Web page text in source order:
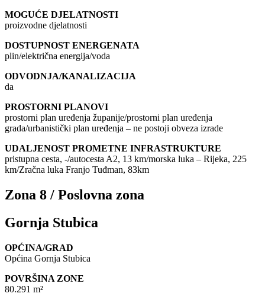
MOGUĆE DJELATNOSTI
proizvodne djelatnosti
DOSTUPNOST ENERGENATA
plin/električna energija/voda
ODVODNJA/KANALIZACIJA
da
PROSTORNI PLANOVI
prostorni plan uređenja županije/prostorni plan uređenja
grada/urbanistički plan uređenja – ne postoji obveza izrade
UDALJENOST PROMETNE INFRASTRUKTURE
pristupna cesta, -/autocesta A2, 13 km/morska luka – Rijeka, 225
km/Zračna luka Franjo Tuđman, 83km
Zona 8 / Poslovna zona
Gornja Stubica
OPĆINA/GRAD
Općina Gornja Stubica
POVRŠINA ZONE
80.291 m²